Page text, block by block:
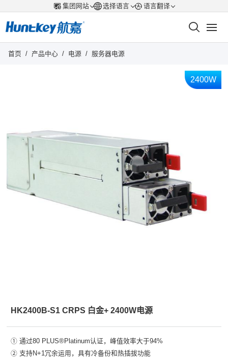
集团网站 选择语言 语言翻译
首页 / 产品中心 / 电源 / 服务器电源
2400W
HK2400B-S1 CRPS 白金+ 2400W电源
① 通过80 PLUS®Platinum认证，峰值效率大于94%
② 支持N+1冗余运用，具有冷备份和热插拔功能